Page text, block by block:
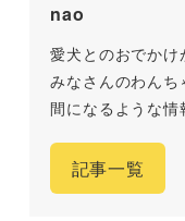
nao
愛犬とのおでかけ
みなさんのわん
間になるような
記事一覧